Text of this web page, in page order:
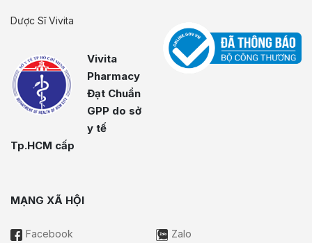
Dược Sĩ Vivita
Vivita
Pharmacy
Đạt Chuẩn
GPP do sở
y tế
Tp.HCM cấp
MẠNG XÃ HỘI
Facebook Zalo